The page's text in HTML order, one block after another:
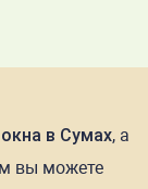
в Сумах, а
вы можете